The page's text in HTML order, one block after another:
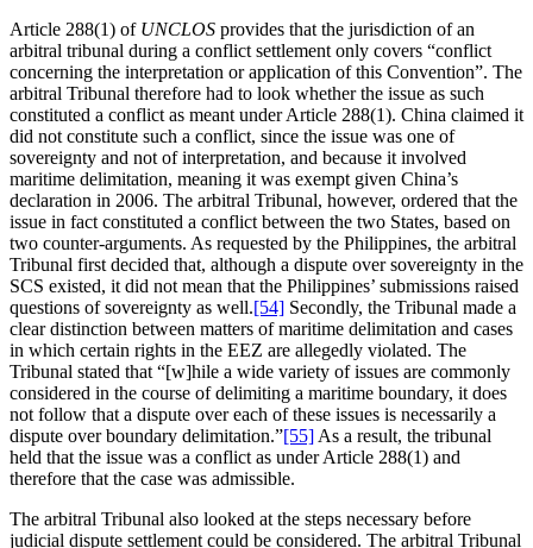
Article 288(1) of UNCLOS provides that the jurisdiction of an
arbitral tribunal during a conflict settlement only covers “conflict
concerning the interpretation or application of this Convention”. The
arbitral Tribunal therefore had to look whether the issue as such
constituted a conflict as meant under Article 288(1). China claimed it
did not constitute such a conflict, since the issue was one of
sovereignty and not of interpretation, and because it involved
maritime delimitation, meaning it was exempt given China’s
declaration in 2006. The arbitral Tribunal, however, ordered that the
issue in fact constituted a conflict between the two States, based on
two counter-arguments. As requested by the Philippines, the arbitral
Tribunal first decided that, although a dispute over sovereignty in the
SCS existed, it did not mean that the Philippines’ submissions raised
questions of sovereignty as well.[54] Secondly, the Tribunal made a
clear distinction between matters of maritime delimitation and cases
in which certain rights in the EEZ are allegedly violated. The
Tribunal stated that “[w]hile a wide variety of issues are commonly
considered in the course of delimiting a maritime boundary, it does
not follow that a dispute over each of these issues is necessarily a
dispute over boundary delimitation.”[55] As a result, the tribunal
held that the issue was a conflict as under Article 288(1) and
therefore that the case was admissible.
The arbitral Tribunal also looked at the steps necessary before
judicial dispute settlement could be considered. The arbitral Tribunal